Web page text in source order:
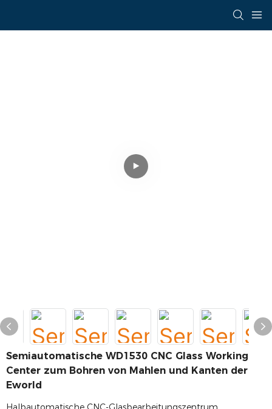
Semiautomatische WD1530 CNC Glass Working
Center zum Bohren von Mahlen und Kanten der
Eworld